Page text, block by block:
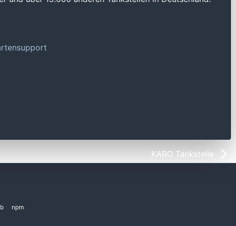
KARO Tankstelle
npm